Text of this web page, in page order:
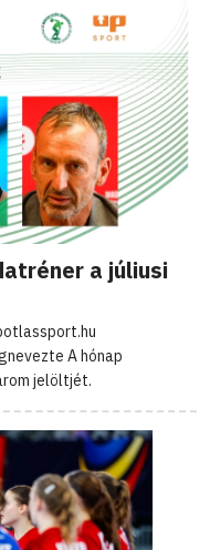
a júliusi
A hónap
jelöltjét.